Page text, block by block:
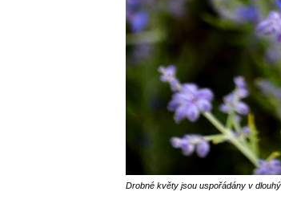
Drobné květy jsou uspořádány v